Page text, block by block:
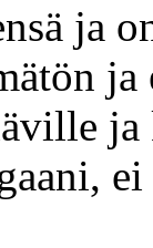
ja
ja